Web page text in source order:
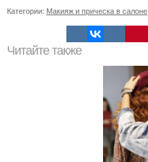
Категории: Макияж и прическа в салоне
Читайте также